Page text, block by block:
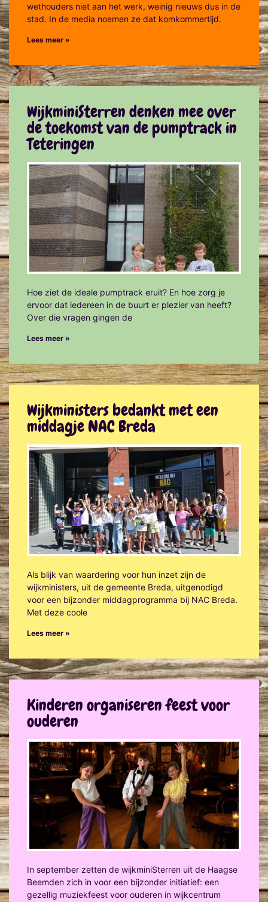
wethouders niet aan het werk, weinig nieuws dus in de
stad. In de media noemen ze dat komkommertijd.
Lees meer »
WijkminiSterren denken mee over
de toekomst van de pumptrack in
Teteringen
Hoe ziet de ideale pumptrack eruit? En hoe zorg je
ervoor dat iedereen in de buurt er plezier van heeft?
Over die vragen gingen de
Lees meer »
Wijkministers bedankt met een
middagje NAC Breda
Als blijk van waardering voor hun inzet zijn de
wijkministers, uit de gemeente Breda, uitgenodigd
voor een bijzonder middagprogramma bij NAC Breda.
Met deze coole
Lees meer »
Kinderen organiseren feest voor
ouderen
In september zetten de wijkminiSterren uit de Haagse
Beemden zich in voor een bijzonder initiatief: een
gezellig muziekfeest voor ouderen in wijkcentrum